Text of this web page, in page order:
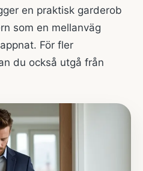
en praktisk garderob
som en mellanväg
För fler
du också utgå från